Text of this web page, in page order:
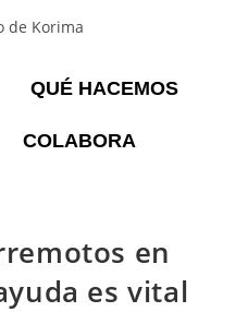
QUÉ HACEMOS
COLABORA
en
es vital